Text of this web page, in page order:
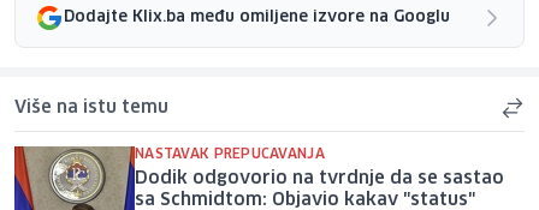
Dodajte Klix.ba među omiljene izvore na Googlu
Više na istu temu
NASTAVAK PREPUCAVANJA
Dodik odgovorio na tvrdnje da se sastao
sa Schmidtom: Objavio kakav "status"